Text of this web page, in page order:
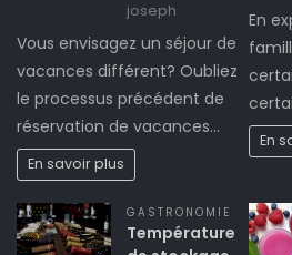
joseph
Vous envisagez un séjour de
vacances différent? Oubliez
le processus précédent de
réservation de vacances…
En savoir plus
En
En
GASTRONOMIE
Température